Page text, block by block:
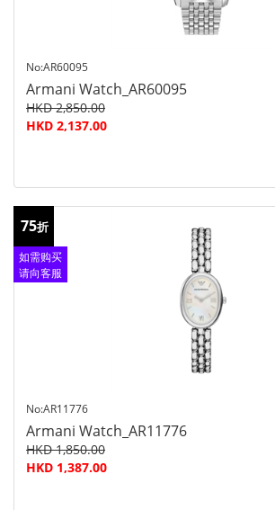
No:AR60095
Armani Watch_AR60095
HKD 2,850.00
HKD 2,137.00
75折
如需购买
请向客服
No:AR11776
Armani Watch_AR11776
HKD 1,850.00
HKD 1,387.00